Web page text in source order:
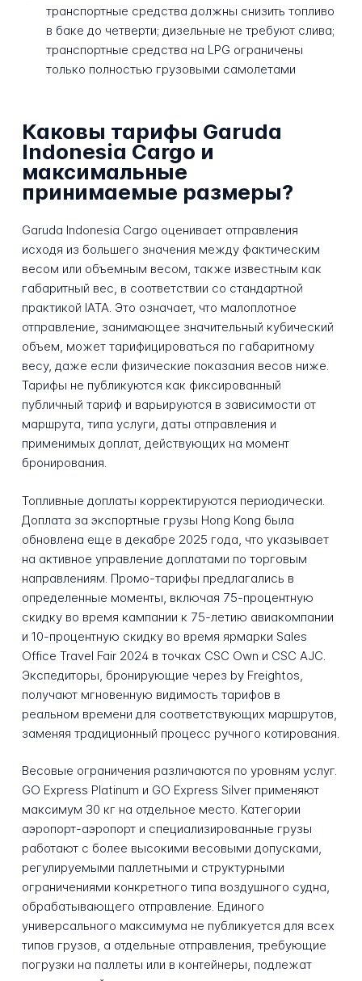
транспортные средства должны снизить топливо
в баке до четверти; дизельные не требуют слива;
транспортные средства на LPG ограничены
только полностью грузовыми самолетами
Каковы тарифы Garuda
Indonesia Cargo и
максимальные
принимаемые размеры?
Garuda Indonesia Cargo оценивает отправления
исходя из большего значения между фактическим
весом или объемным весом, также известным как
габаритный вес, в соответствии со стандартной
практикой IATA. Это означает, что малоплотное
отправление, занимающее значительный кубический
объем, может тарифицироваться по габаритному
весу, даже если физические показания весов ниже.
Тарифы не публикуются как фиксированный
публичный тариф и варьируются в зависимости от
маршрута, типа услуги, даты отправления и
применимых доплат, действующих на момент
бронирования.
Топливные доплаты корректируются периодически.
Доплата за экспортные грузы Hong Kong была
обновлена еще в декабре 2025 года, что указывает
на активное управление доплатами по торговым
направлениям. Промо-тарифы предлагались в
определенные моменты, включая 75-процентную
скидку во время кампании к 75-летию авиакомпании
и 10-процентную скидку во время ярмарки Sales
Office Travel Fair 2024 в точках CSC Own и CSC AJC.
Экспедиторы, бронирующие через by Freightos,
получают мгновенную видимость тарифов в
реальном времени для соответствующих маршрутов,
заменяя традиционный процесс ручного котирования.
Весовые ограничения различаются по уровням услуг.
GO Express Platinum и GO Express Silver применяют
максимум 30 кг на отдельное место. Категории
аэропорт-аэропорт и специализированные грузы
работают с более высокими весовыми допусками,
регулируемыми паллетными и структурными
ограничениями конкретного типа воздушного судна,
обрабатывающего отправление. Единого
универсального максимума не публикуется для всех
типов грузов, а отдельные отправления, требующие
погрузки на паллеты или в контейнеры, подлежат